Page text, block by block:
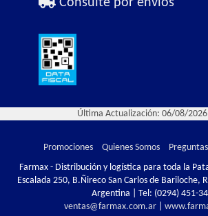
Consulte por envíos
Última Actualización: 06/08/
Promociones Quienes Somos
Farmax - Distribución y logística para toda la
Escalada 250, B.Ñireco San Carlos de Bariloche,
Argentina | Tel: (0294) 451-
ventas@farmax.com.ar|